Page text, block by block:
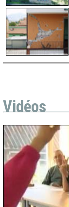
Vidéos